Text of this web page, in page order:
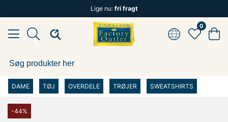
Lige nu: fri fragt
0
DAME TØJ OVERDELE TRØJER SWEATSHIRTS
-44%